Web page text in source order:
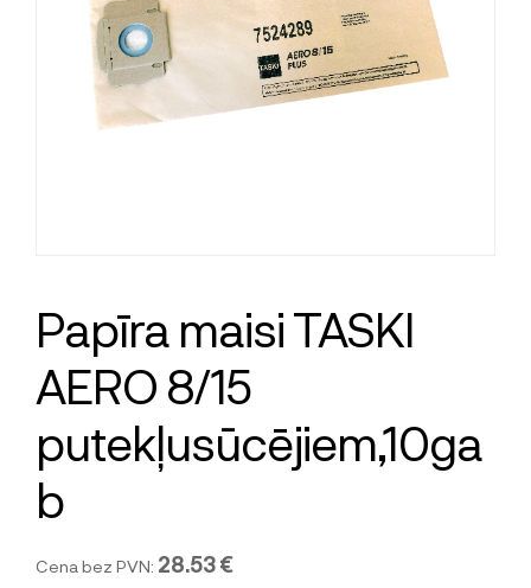
Papīra maisi TASKI
AERO 8/15
putekļusūcējiem,10ga
b
Cena bez PVN: 28.53 €